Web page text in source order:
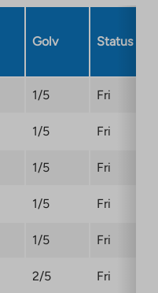
Golv Status
1/5 Fri
1/5 Fri
1/5 Fri
1/5 Fri
1/5 Fri
2/5 Fri